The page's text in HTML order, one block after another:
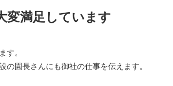
変満足しています
す。
の園長さんにも御社の仕事を伝えます。